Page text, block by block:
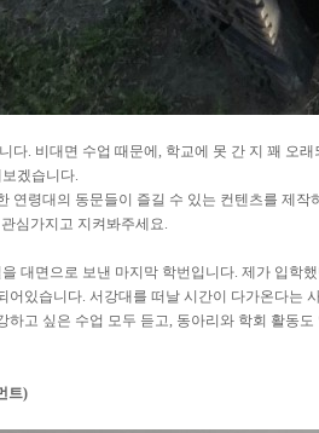
다. 비대면 수업 때문에, 학교에 못 간 지 꽤 오
겠습니다.
연령대의 동문들이 즐길 수 있는 컨텐츠를 제
심가지고 지켜봐주세요.
대면으로 보낸 마지막 학번입니다. 제가 입학
어있습니다. 서강대를 떠날 시간이 다가온다는
하고 싶은 수업 모두 듣고, 동아리와 학회 활동
트)